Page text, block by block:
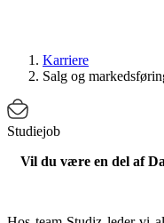
Karriere
Salg og
Studiejob
Vil du være en del af